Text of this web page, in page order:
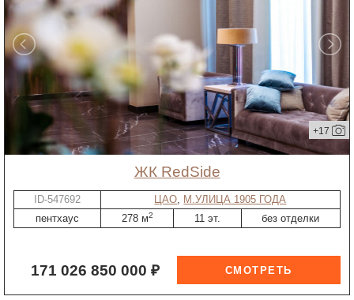
+17
ЖК RedSide
ID-547692 ЦАО, М.УЛИЦА 1905 ГОДА
пентхаус
278 м2 11 эт. без отделки
171 026 850 000 ₽